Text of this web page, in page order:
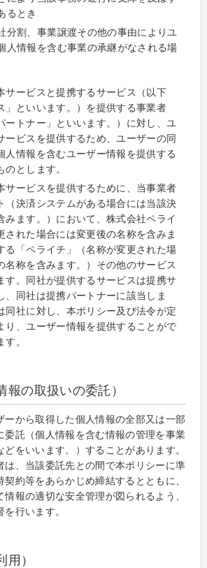
るとき
分割、事業譲渡その他の事由によりユ
人情報を含む事業の承継がなされる場
サービスと提携するサービス（以下
」といいます。）を提供する事業者
ートナー」といいます。）に対し、ユ
ービスを提供するため、ユーザーの同
人情報を含むユーザー情報を提供する
のとします。
サービスを提供するために、当事業者
（決済システムがある場合には当該決
みます。）において、株式会社ペライ
された場合には変更後の名称を含みま
る「ペライチ」（名称が変更された場
名称を含みます。）その他のサービス
す。同社が提供するサービスは提携サ
、同社は提携パートナーに該当しま
同社に対し、本ポリシー及び法令が定
り、ユーザー情報を提供することがで
。
報の取扱いの委託）
ーから取得した個人情報の全部又は一部
委託（個人情報を含む情報の管理を事業
をいいます。）することがあります。
は、当該委託先との間で本ポリシーに準
契約等をあらかじめ締結するとともに、
報の適切な安全管理が図られるよう、
行います。
用）